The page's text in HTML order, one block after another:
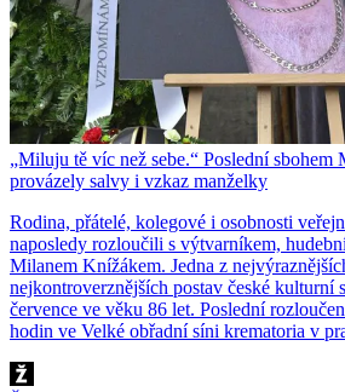
„Miluju tě víc než sebe.“ Poslední
provázely salvy i vzkaz manželky
Rodina, přátelé, kolegové i osobnosti
naposledy rozloučili s výtvarníkem,
Milanem Knížákem. Jedna z
nejkontroverznějších postav české kulturní
července ve věku 86 let. Poslední
hodin ve Velké obřadní síni krematoria v